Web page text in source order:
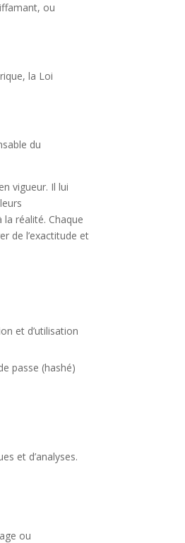
ou
la Loi
du
vigueur. Il lui
réalité. Chaque
de l’exactitude et
et d’utilisation
passe (hashé)
et d’analyses.
ou